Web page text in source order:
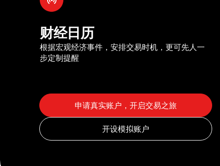
财经日历
根据宏观经济事件，安排交易时机，更可先人一
步定制提醒